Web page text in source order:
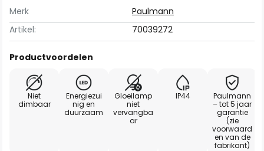
Merk
Paulmann
Artikel:
70039272
Productvoordelen
Niet
dimbaar
Energiezui
nig en
duurzaam
Gloeilamp
niet
vervangba
ar
IP44
Paulmann
– tot 5 jaar
garantie
(zie
voorwaard
en van de
fabrikant)